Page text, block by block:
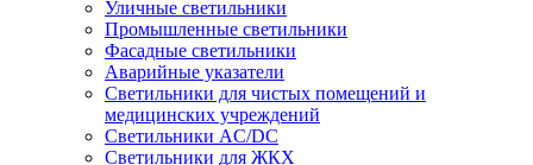
Уличные светильники
Промышленные светильники
Фасадные светильники
Аварийные указатели
Светильники для чистых помещений и
медицинских учреждений
Светильники AC/DC
Светильники для ЖКХ